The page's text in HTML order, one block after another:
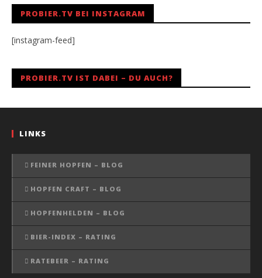
PROBIER.TV BEI INSTAGRAM
[instagram-feed]
PROBIER.TV IST DABEI – DU AUCH?
LINKS
FEINER HOPFEN – BLOG
HOPFEN CRAFT – BLOG
HOPFENHELDEN – BLOG
BIER-INDEX – RATING
RATEBEER – RATING